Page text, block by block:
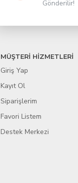
Gönderilir!
MÜŞTERİ HİZMETLERİ
Giriş Yap
Kayıt Ol
Siparişlerim
Favori Listem
Destek Merkezi